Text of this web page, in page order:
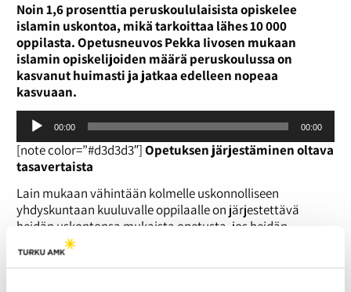
Noin 1,6 prosenttia peruskoululaisista opiskelee
islamin uskontoa, mikä tarkoittaa lähes 10 000
oppilasta. Opetusneuvos Pekka Iivosen mukaan
islamin opiskelijoiden määrä peruskoulussa on
kasvanut huimasti ja jatkaa edelleen nopeaa
kasvuaan.
Äänitoistin
00:00 00:00
[note color=”#d3d3d3″]Opetuksen järjestäminen oltava
tasavertaista
Lain mukaan vähintään kolmelle uskonnolliseen
yhdyskuntaan kuuluvalle oppilaalle on järjestettävä
heidän uskontonsa mukaista opetusta, jos heidän
vanhempansa sitä vaativat.
Yhdenvertaisuuslaki vaikuttaa uskonnonopetukseen ja